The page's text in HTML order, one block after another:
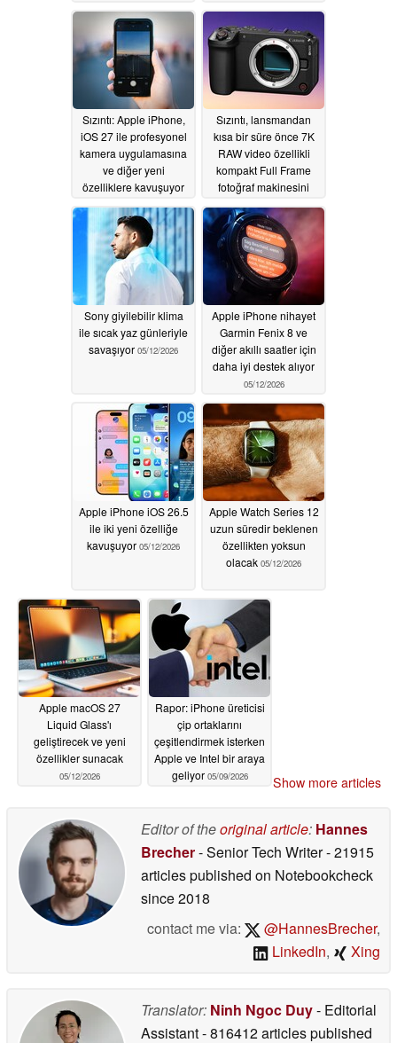
05/25/2026
Sızıntı: Apple iPhone,
iOS 27 ile profesyonel
kamera uygulamasına
ve diğer yeni
özelliklere kavuşuyor
05/13/2026
Sızıntı, lansmandan
kısa bir süre önce 7K
RAW video özellikli
kompakt Full Frame
fotoğraf makinesini
05/12/2026
Sony giyilebilir klima
ile sıcak yaz günleriyle
savaşıyor 05/12/2026
Apple iPhone nihayet
Garmin Fenix 8 ve
diğer akıllı saatler için
daha iyi destek alıyor
05/12/2026
Apple iPhone iOS 26.5
ile iki yeni özelliğe
kavuşuyor 05/12/2026
Apple Watch Series 12
uzun süredir beklenen
özellikten yoksun
olacak 05/12/2026
Apple macOS 27
Liquid Glass'ı
geliştirecek ve yeni
özellikler sunacak
05/12/2026
Rapor: iPhone üreticisi
çip ortaklarını
çeşitlendirmek isterken
Apple ve Intel bir araya
geliyor 05/09/2026 Show more articles
Editor of theoriginal article: Hannes
Brecher- Senior Tech Writer- 21915
articles published on Notebookcheck
since 2018
contact me via:
@HannesBrecher,
LinkedIn, Xing
Translator: Ninh Ngoc Duy- Editorial
Assistant- 816412 articles published